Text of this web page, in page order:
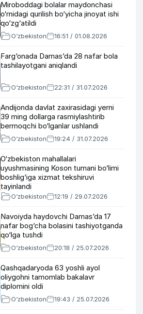
Miroboddagi bolalar maydonchasi
o‘rnidagi qurilish bo‘yicha jinoyat ishi
qo‘zg‘atildi
O‘zbekiston 16:51 / 01.08.2026
Farg‘onada Damas’da 28 nafar bola
tashilayotgani aniqlandi
O‘zbekiston 22:31 / 31.07.2026
Andijonda davlat zaxirasidagi yerni
39 ming dollarga rasmiylashtirib
bermoqchi bo‘lganlar ushlandi
O‘zbekiston 19:24 / 31.07.2026
O‘zbekiston mahallalari
uyushmasining Koson tumani bo‘limi
boshlig‘iga xizmat tekshiruvi
tayinlandi
O‘zbekiston 12:19 / 29.07.2026
Navoiyda haydovchi Damas’da 17
nafar bog‘cha bolasini tashiyotganda
qo‘lga tushdi
O‘zbekiston 20:18 / 25.07.2026
Qashqadaryoda 63 yoshli ayol
oliygohni tamomlab bakalavr
diplomini oldi
O‘zbekiston 19:43 / 25.07.2026